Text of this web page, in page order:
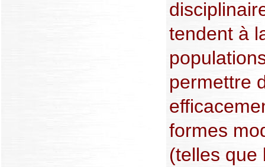
tendent à
permettre
formes
(telles que